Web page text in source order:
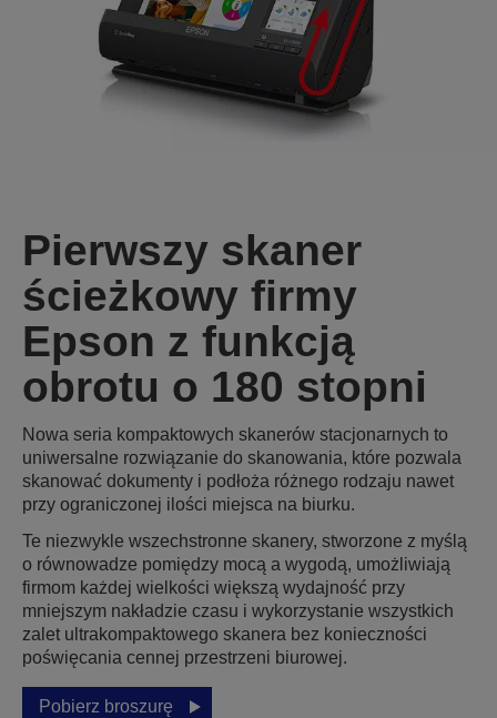
Pierwszy skaner
ścieżkowy firmy
Epson z funkcją
obrotu o 180 stopni
Nowa seria kompaktowych skanerów stacjonarnych to
uniwersalne rozwiązanie do skanowania, które pozwala
skanować dokumenty i podłoża różnego rodzaju nawet
przy ograniczonej ilości miejsca na biurku.
Te niezwykle wszechstronne skanery, stworzone z myślą
o równowadze pomiędzy mocą a wygodą, umożliwiają
firmom każdej wielkości większą wydajność przy
mniejszym nakładzie czasu i wykorzystanie wszystkich
zalet ultrakompaktowego skanera bez konieczności
poświęcania cennej przestrzeni biurowej.
Pobierz broszurę